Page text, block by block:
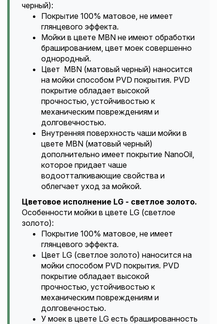
черный):
Покрытие 100% матовое, не имеет
глянцевого эффекта.
Мойки в цвете MBN не имеют обработки
брашированием, цвет моек совершенно
однородный.
Цвет MBN (матовый черный) наносится
на мойки способом PVD покрытия. PVD
покрытие обладает высокой
прочностью, устойчивостью к
механическим повреждениям и
долговечностью.
Внутренняя поверхность чаши мойки в
цвете MBN (матовый черный)
дополнительно имеет покрытие NanoOil,
которое придает чаше
водоотталкивающие свойства и
облегчает уход за мойкой.
Цветовое исполнение LG - светлое золото.
Особенности мойки в цвете LG (светлое
золото):
Покрытие 100% матовое, не имеет
глянцевого эффекта.
Цвет LG (светлое золото) наносится на
мойки способом PVD покрытия. PVD
покрытие обладает высокой
прочностью, устойчивостью к
механическим повреждениям и
долговечностью.
У моек в цвете LG есть брашированность